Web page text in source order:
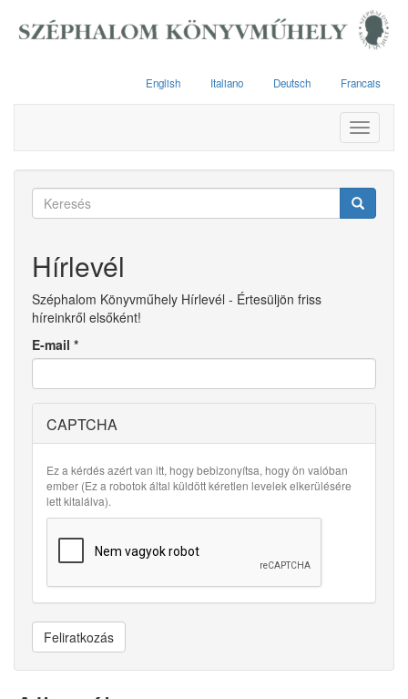
English Italiano Deutsch Francais
Toggle
Keresés
Hírlevél
Széphalom Könyvműhely Hírlevél - Értesüljön friss
híreinkről elsőként!
E-mail *
CAPTCHA
Ez a kérdés azért van itt, hogy bebizonyítsa, hogy ön valóban
ember (Ez a robotok által küldött kéretlen levelek elkerülésére
lett kitalálva).
Feliratkozás